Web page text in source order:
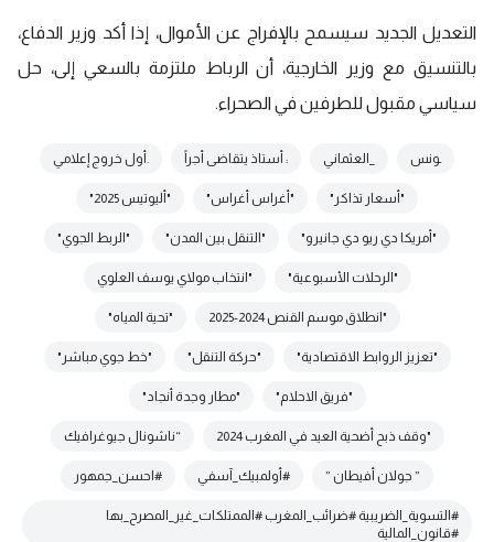
التعديل الجديد سيسمح بالإفراج عن الأموال، إذا أكد وزير الدفاع،
بالتنسيق مع وزير الخارجية، أن الرباط ملتزمة بالسعي إلى، حل
سياسي مقبول للطرفين في الصحراء.
ـونس _العثماني : أستاذ يتقاضى أجراً .أول خروج إعلامي
"أسعار تذاكر" "أغراس أغراس" "أليوتيس 2025"
"أمريكا دي ريو دي جانيرو" "التنقل بين المدن" "الربط الجوي"
"الرحلات الأسبوعية" "انتخاب مولاي يوسف العلوي
"انطلاق موسم القنص 2024-2025 "تحية المياه"
"تعزيز الروابط الاقتصادية" "حركة التنقل" "خط جوي مباشر"
"فريق الاحلام" "مطار وجدة أنجاد"
"وقف ذبح أضحية العيد في المغرب 2024 “ناشونال جيوغرافيك
” جولان أفيطان ” #أولمبيك_آسفي #احسن_جمهور
#التسوية_الضريبية #ضرائب_المغرب #الممتلكات_غير_المصرح_بها
#قانون_المالية